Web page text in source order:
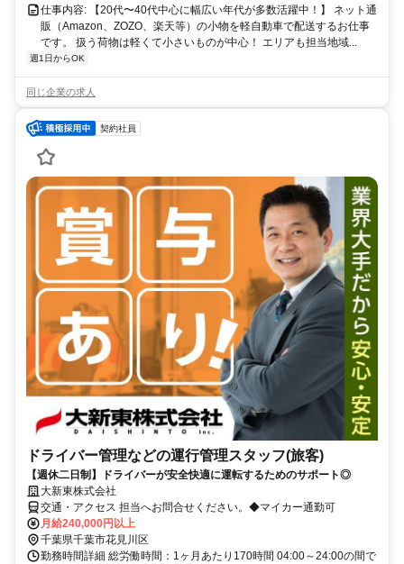
仕事内容: 【20代〜40代中心に幅広い年代が多数活躍中！】 ネット通
販（Amazon、ZOZO、楽天等）の小物を軽自動車で配送するお仕事
です。 扱う荷物は軽くて小さいものが中心！ エリアも担当地域...
週1日からOK
同じ企業の求人
契約社員
ドライバー管理などの運行管理スタッフ(旅客)
【週休二日制】ドライバーが安全快適に運転するためのサポート◎
大新東株式会社
交通・アクセス 担当へお問合せください。◆マイカー通勤可
月給240,000円以上
千葉県千葉市花見川区
勤務時間詳細 総労働時間：1ヶ月あたり170時間 04:00～24:00の間で